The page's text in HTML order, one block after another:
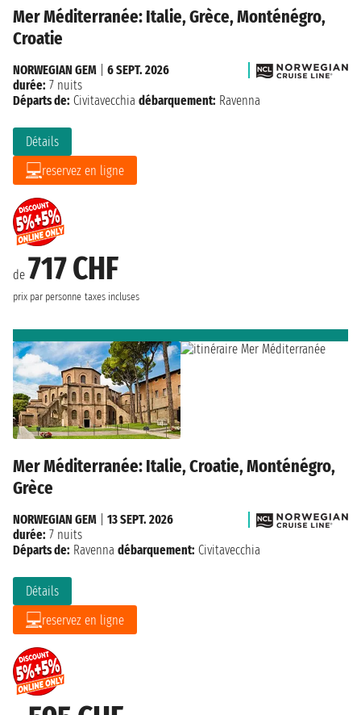
Mer Méditerranée: Italie, Grèce, Monténégro,
Croatie
de 717 CHF
prix par personne taxes incluses
Détails
reservez en ligne
NORWEGIAN GEM
6 SEPT. 2026
durée: 7 nuits
Départs de: Civitavecchia débarquement: Ravenna
Mer Méditerranée: Italie, Croatie, Monténégro,
Grèce
Détails
reservez en ligne
NORWEGIAN GEM
13 SEPT. 2026
durée: 7 nuits
Départs de: Ravenna débarquement: Civitavecchia